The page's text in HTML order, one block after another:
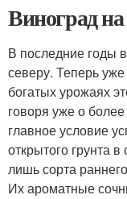
Виноград на
В последние годы
северу. Теперь
богатых урожаях
говоря уже о
главное условие
открытого грунта
лишь сорта
Их ароматные